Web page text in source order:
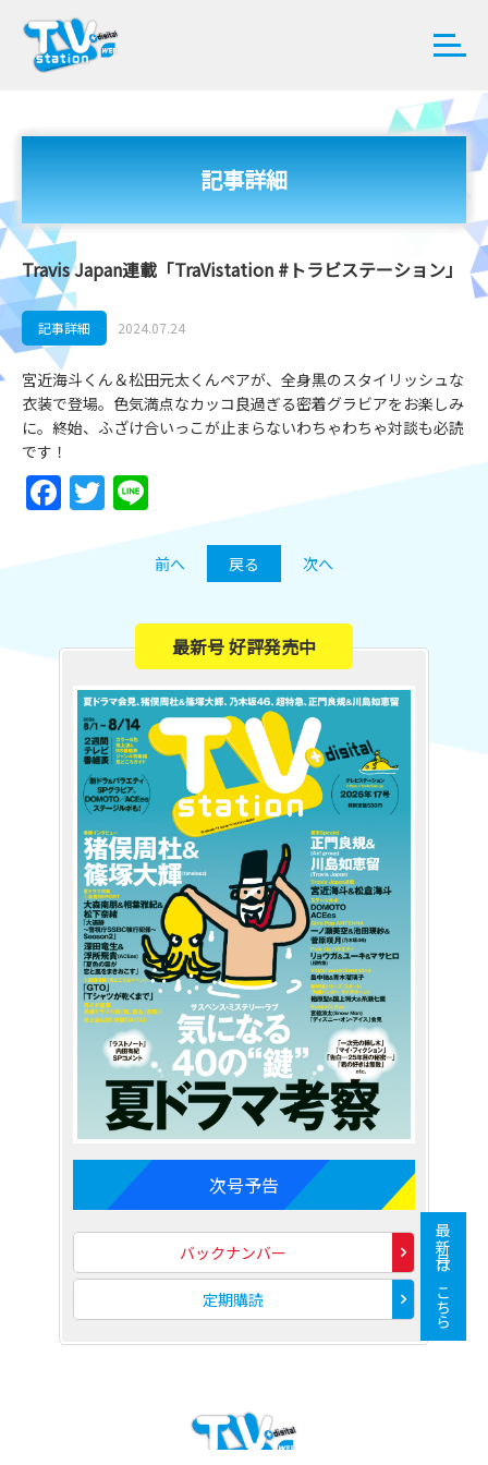
記事詳細
Travis Japan連載「TraVistation #トラビステーション」
記事詳細 2024.07.24
宮近海斗くん＆松田元太くんペアが、全身黒のスタイリッシュな
衣装で登場。色気満点なカッコ良過ぎる密着グラビアをお楽しみ
に。終始、ふざけ合いっこが止まらないわちゃわちゃ対談も必読
です！
Facebook
Twitter
前へ 戻る 次へ
最新号 好評発売中
次号予告
バックナンバー
定期購読 最新号はこちら